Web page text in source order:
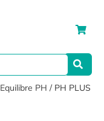
Equilibre PH / PH PLUS